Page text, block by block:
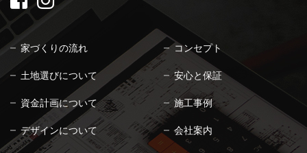
家づくりの流れ
土地選びについて
資金計画について
デザインについて
コンセプト
安心と保証
施工事例
会社案内